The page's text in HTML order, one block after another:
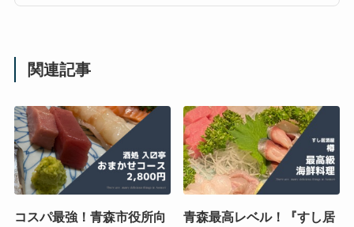
関連記事
コスパ最強！青森市役所向
青森最高レベル！『すし居